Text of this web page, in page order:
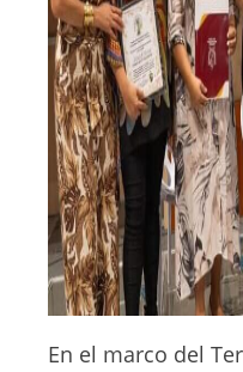
En el marco del